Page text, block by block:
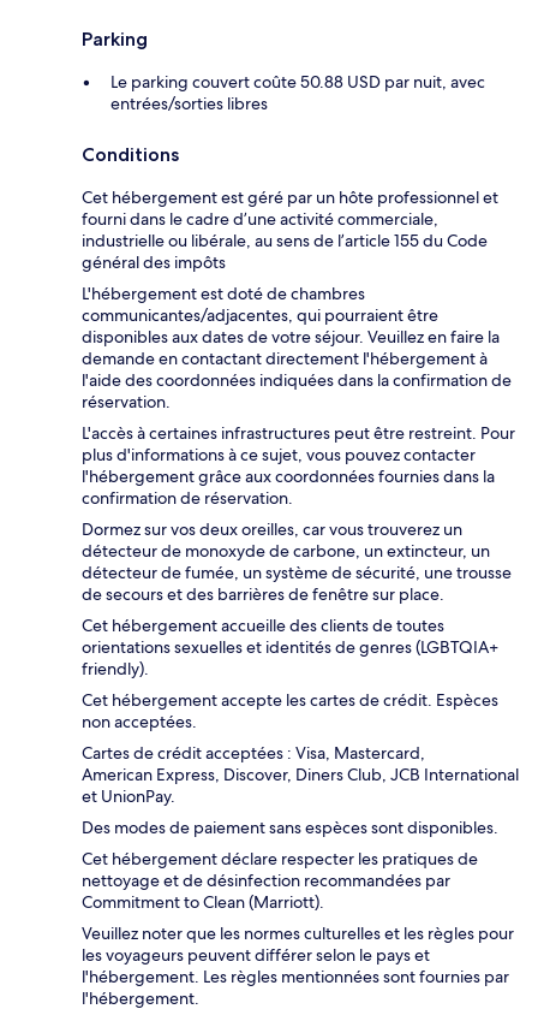
Parking
Le parking couvert coûte 50.88 USD par nuit, avec
entrées/sorties libres
Conditions
Cet hébergement est géré par un hôte professionnel et
fourni dans le cadre d’une activité commerciale,
industrielle ou libérale, au sens de l’article 155 du Code
général des impôts
L'hébergement est doté de chambres
communicantes/adjacentes, qui pourraient être
disponibles aux dates de votre séjour. Veuillez en faire la
demande en contactant directement l'hébergement à
l'aide des coordonnées indiquées dans la confirmation de
réservation.
L'accès à certaines infrastructures peut être restreint. Pour
plus d'informations à ce sujet, vous pouvez contacter
l'hébergement grâce aux coordonnées fournies dans la
confirmation de réservation.
Dormez sur vos deux oreilles, car vous trouverez un
détecteur de monoxyde de carbone, un extincteur, un
détecteur de fumée, un système de sécurité, une trousse
de secours et des barrières de fenêtre sur place.
Cet hébergement accueille des clients de toutes
orientations sexuelles et identités de genres (LGBTQIA+
friendly).
Cet hébergement accepte les cartes de crédit. Espèces
non acceptées.
Cartes de crédit acceptées : Visa, Mastercard,
American Express, Discover, Diners Club, JCB International
et UnionPay.
Des modes de paiement sans espèces sont disponibles.
Cet hébergement déclare respecter les pratiques de
nettoyage et de désinfection recommandées par
Commitment to Clean (Marriott).
Veuillez noter que les normes culturelles et les règles pour
les voyageurs peuvent différer selon le pays et
l'hébergement. Les règles mentionnées sont fournies par
l'hébergement.